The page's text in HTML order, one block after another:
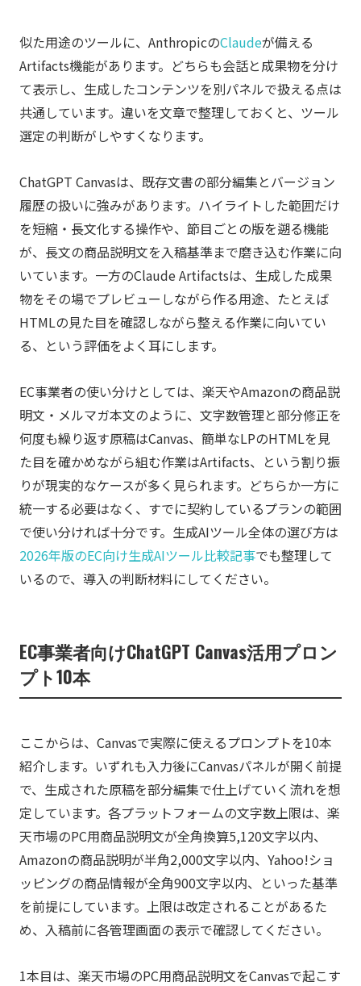
似た用途のツールに、AnthropicのClaudeが備える
Artifacts機能があります。どちらも会話と成果物を分け
て表示し、生成したコンテンツを別パネルで扱える点は
共通しています。違いを文章で整理しておくと、ツール
選定の判断がしやすくなります。
ChatGPT Canvasは、既存文書の部分編集とバージョン
履歴の扱いに強みがあります。ハイライトした範囲だけ
を短縮・長文化する操作や、節目ごとの版を遡る機能
が、長文の商品説明文を入稿基準まで磨き込む作業に向
いています。一方のClaude Artifactsは、生成した成果
物をその場でプレビューしながら作る用途、たとえば
HTMLの見た目を確認しながら整える作業に向いてい
る、という評価をよく耳にします。
EC事業者の使い分けとしては、楽天やAmazonの商品説
明文・メルマガ本文のように、文字数管理と部分修正を
何度も繰り返す原稿はCanvas、簡単なLPのHTMLを見
た目を確かめながら組む作業はArtifacts、という割り振
りが現実的なケースが多く見られます。どちらか一方に
統一する必要はなく、すでに契約しているプランの範囲
で使い分ければ十分です。生成AIツール全体の選び方は
2026年版のEC向け生成AIツール比較記事でも整理して
いるので、導入の判断材料にしてください。
EC事業者向けChatGPT Canvas活用プロン
プト10本
ここからは、Canvasで実際に使えるプロンプトを10本
紹介します。いずれも入力後にCanvasパネルが開く前提
で、生成された原稿を部分編集で仕上げていく流れを想
定しています。各プラットフォームの文字数上限は、楽
天市場のPC用商品説明文が全角換算5,120文字以内、
Amazonの商品説明が半角2,000文字以内、Yahoo!ショ
ッピングの商品情報が全角900文字以内、といった基準
を前提にしています。上限は改定されることがあるた
め、入稿前に各管理画面の表示で確認してください。
1本目は、楽天市場のPC用商品説明文をCanvasで起こす